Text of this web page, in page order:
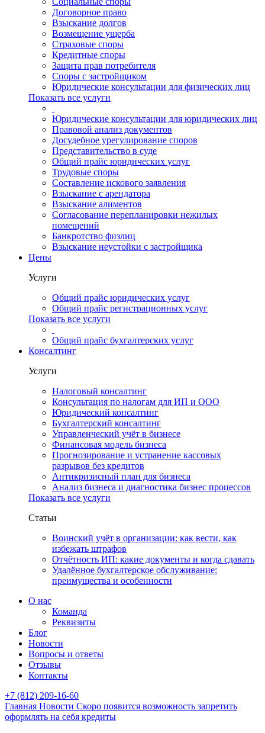
Договорное право
Взыскание долгов
Возмещение ущерба
Страховые споры
Кредитные споры
Защита прав потребителя
Споры с застройщиком
Юридические консультации для физических лиц
Показать все услуги
Юридические консультации для юридических лиц
Правовой анализ документов
Досудебное урегулирование споров
Представительство в суде
Общий прайс юридических услуг
Трудовые споры
Составление искового заявления
Взыскание с арендатора
Взыскание алиментов
Cогласование перепланировки нежилых
помещений
Банкротство физлиц
Взыскание неустойки с застройщика
Цены
Услуги
Общий прайс юридических услуг
Общий прайс регистрационных услуг
Показать все услуги
Общий прайс бухгалтерских услуг
Консалтинг
Услуги
Налоговый консалтинг
Консультация по налогам для ИП и ООО
Юридический консалтинг
Бухгалтерский консалтинг
Управленческий учёт в бизнесе
Финансовая модель бизнеса
Прогнозирование и устранение кассовых
разрывов без кредитов
Антикризисный план для бизнеса
Анализ бизнеса и диагностика бизнес процессов
Показать все услуги
Статьи
Воинский учёт в организации: как вести, как
избежать штрафов
Отчётность ИП: какие документы и когда сдавать
Удалённое бухгалтерское обслуживание:
преимущества и особенности
О нас
Команда
Реквизиты
Блог
Новости
Вопросы и ответы
Отзывы
Контакты
+7 (812) 209-16-60
Главная Новости Скоро появится возможность запретить
оформлять на себя кредиты